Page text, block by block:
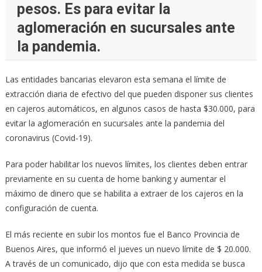
pesos. Es para evitar la
aglomeración en sucursales ante
la pandemia.
Las entidades bancarias elevaron esta semana el límite de
extracción diaria de efectivo del que pueden disponer sus clientes
en cajeros automáticos, en algunos casos de hasta $30.000, para
evitar la aglomeración en sucursales ante la pandemia del
coronavirus (Covid-19).
Para poder habilitar los nuevos límites, los clientes deben entrar
previamente en su cuenta de home banking y aumentar el
máximo de dinero que se habilita a extraer de los cajeros en la
configuración de cuenta.
El más reciente en subir los montos fue el Banco Provincia de
Buenos Aires, que informó el jueves un nuevo límite de $ 20.000.
A través de un comunicado, dijo que con esta medida se busca